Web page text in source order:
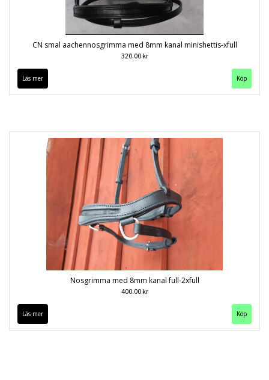
CN smal aachennosgrimma med 8mm kanal minishettis-xfull
320.00 kr
Läs mer Köp
Nosgrimma med 8mm kanal full-2xfull
400.00 kr
Läs mer Köp